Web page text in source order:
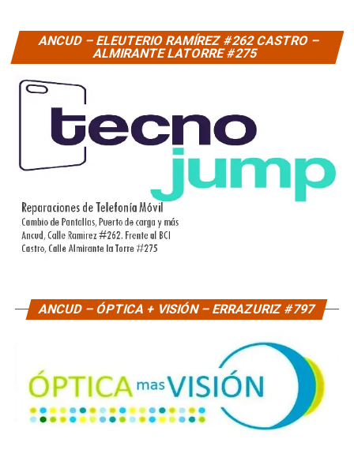
ANCUD – ELEUTERIO RAMÍREZ #262 CASTRO –
ALMIRANTE LATORRE #275
ANCUD – ÓPTICA + VISIÓN – ERRAZURIZ #797